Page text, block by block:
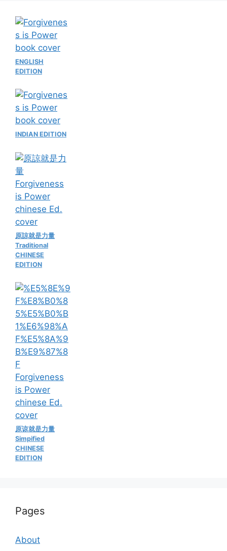
ENGLISH
EDITION
INDIAN EDITION
原諒就是力量
Traditional
CHINESE
EDITION
原谅就是力量
Simpified
CHINESE
EDITION
Pages
About